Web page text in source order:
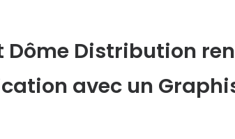
Dôme Distribution
avec un